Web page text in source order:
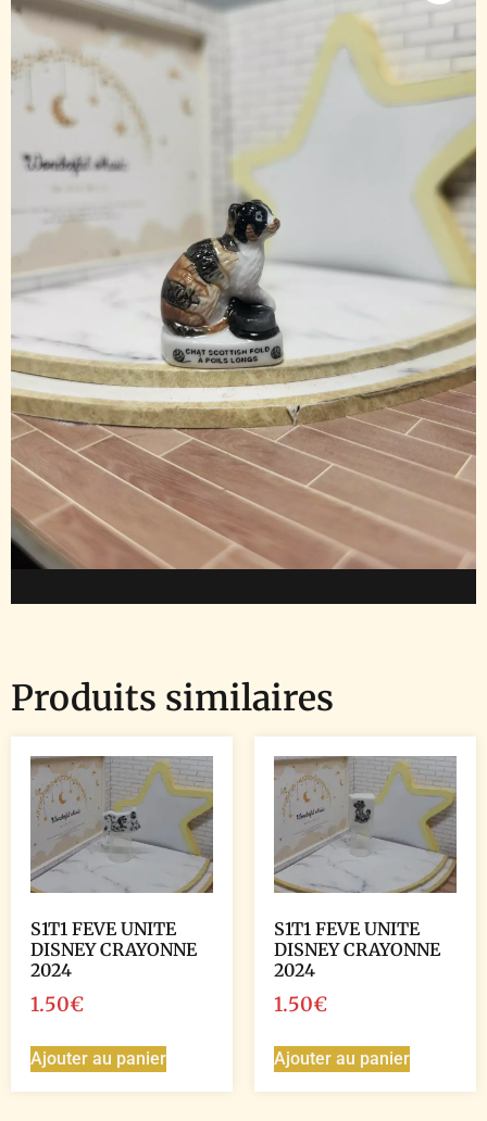
Produits similaires
S1T1 FEVE UNITE
DISNEY CRAYONNE
2024
1.50€
Ajouter au panier
S1T1 FEVE UNITE
DISNEY CRAYONNE
2024
1.50€
Ajouter au panier